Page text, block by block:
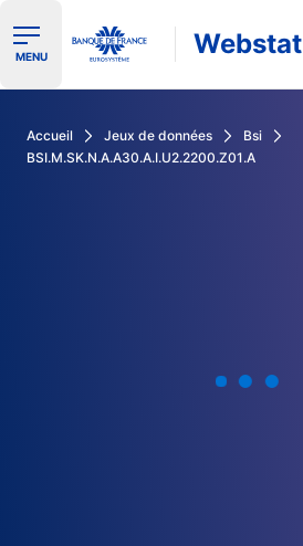
Ouvrir le menu de navigation
MENU Webstat
Accueil Jeux de données
Bsi
BSI.M.SK.N.A.A30.A.I.U2.2200.Z01.A